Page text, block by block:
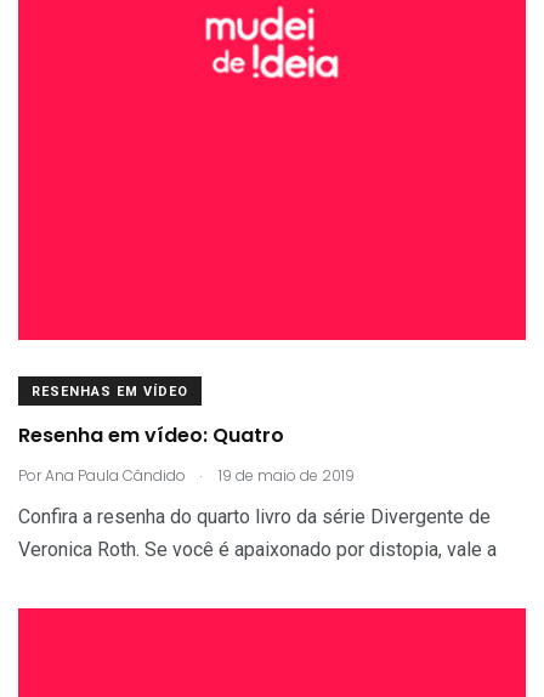
RESENHAS EM VÍDEO
Resenha em vídeo: Quatro
PorAna Paula Cândido . 19 de maio de 2019
Confira a resenha do quarto livro da série Divergente de
Veronica Roth. Se você é apaixonado por distopia, vale a